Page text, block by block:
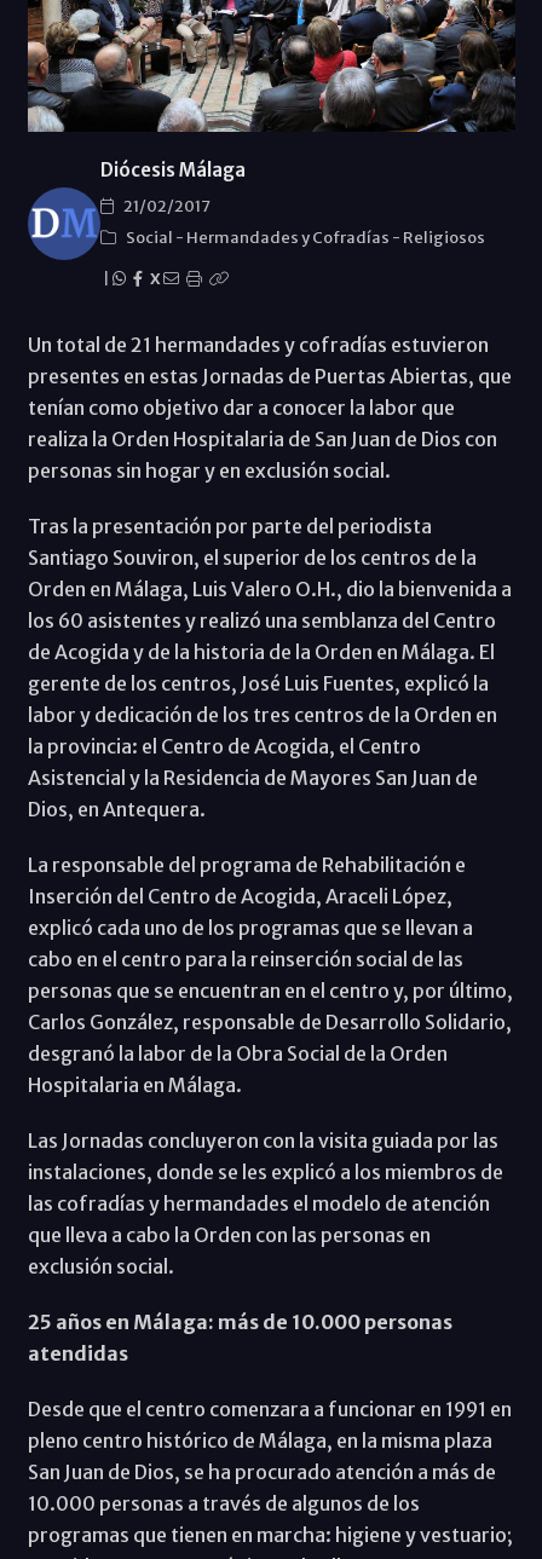
Diócesis Málaga
21/02/2017
Social - Hermandades y Cofradías - Religiosos
X
Un total de 21 hermandades y cofradías estuvieron
presentes en estas Jornadas de Puertas Abiertas, que
tenían como objetivo dar a conocer la labor que
realiza la Orden Hospitalaria de San Juan de Dios con
personas sin hogar y en exclusión social.
Tras la presentación por parte del periodista
Santiago Souviron, el superior de los centros de la
Orden en Málaga, Luis Valero O.H., dio la bienvenida a
los 60 asistentes y realizó una semblanza del Centro
de Acogida y de la historia de la Orden en Málaga. El
gerente de los centros, José Luis Fuentes, explicó la
labor y dedicación de los tres centros de la Orden en
la provincia: el Centro de Acogida, el Centro
Asistencial y la Residencia de Mayores San Juan de
Dios, en Antequera.
La responsable del programa de Rehabilitación e
Inserción del Centro de Acogida, Araceli López,
explicó cada uno de los programas que se llevan a
cabo en el centro para la reinserción social de las
personas que se encuentran en el centro y, por último,
Carlos González, responsable de Desarrollo Solidario,
desgranó la labor de la Obra Social de la Orden
Hospitalaria en Málaga.
Las Jornadas concluyeron con la visita guiada por las
instalaciones, donde se les explicó a los miembros de
las cofradías y hermandades el modelo de atención
que lleva a cabo la Orden con las personas en
exclusión social.
25 años en Málaga: más de 10.000 personas
atendidas
Desde que el centro comenzara a funcionar en 1991 en
pleno centro histórico de Málaga, en la misma plaza
San Juan de Dios, se ha procurado atención a más de
10.000 personas a través de algunos de los
programas que tienen en marcha: higiene y vestuario;